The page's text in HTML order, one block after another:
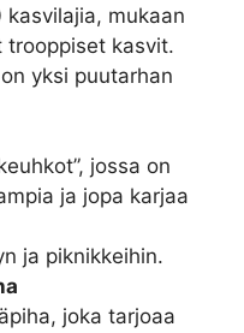
mukaan
trooppiset kasvit.
yksi puutarhan
jossa on
ja jopa karjaa
ja piknikkeihin.
joka tarjoaa